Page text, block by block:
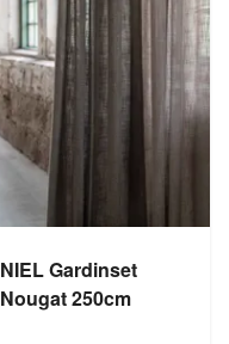
NIEL Gardinset
Nougat 250cm